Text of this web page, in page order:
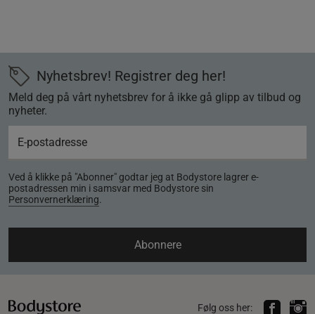
Nyhetsbrev! Registrer deg her!
Meld deg på vårt nyhetsbrev for å ikke gå glipp av tilbud og
nyheter.
Ved å klikke på "Abonner" godtar jeg at Bodystore lagrer e-
postadressen min i samsvar med Bodystore sin
Personvernerklæring.
Abonnere
Følg oss her: